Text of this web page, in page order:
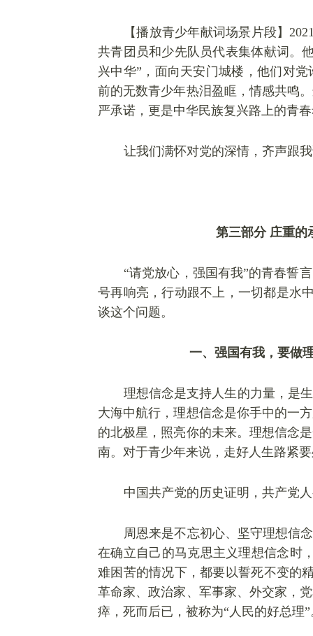
【播放青少年献词场景片段】
共青团员和少先队员代表集体献词。
兴中华”，面向天安门城楼，他们对
前的无数青少年热泪盈眶，情感共鸣
严承诺，更是中华民族复兴路上的青
让我们满怀对党的深情，齐声跟
第三部分 庄重的
“请党放心，强国有我”的青春誓
号再响亮，行动跟不上，一切都是水
谈这个问题。
一、强国有我，要做
理想信念是支持人生的力量，是
大海中航行，理想信念是你手中的一
的北极星，照亮你的未来。理想信念
南。对于青少年来说，走好人生路紧
中国共产党的历史证明，共产党
周恩来是不忘初心、坚守理想信
在确立自己的马克思主义理想信念时
难困苦的情况下，都要以誓死不变的
革命家、政治家、军事家、外交家，
瘁，死而后已，被称为“人民的好总理”